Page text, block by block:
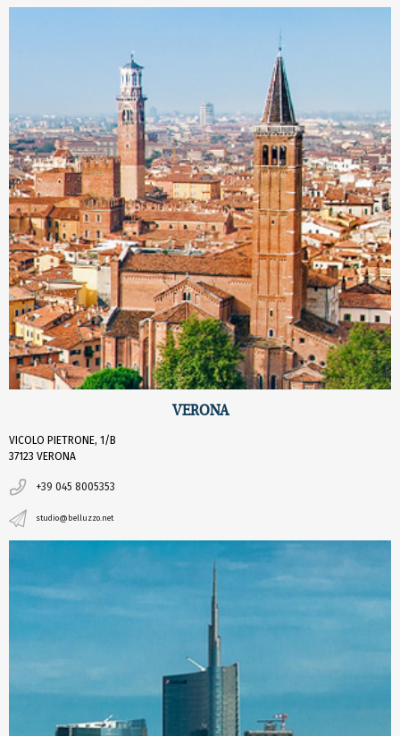
VERONA
VICOLO PIETRONE, 1/B
37123 VERONA
+39 045 8005353
studio@belluzzo.net